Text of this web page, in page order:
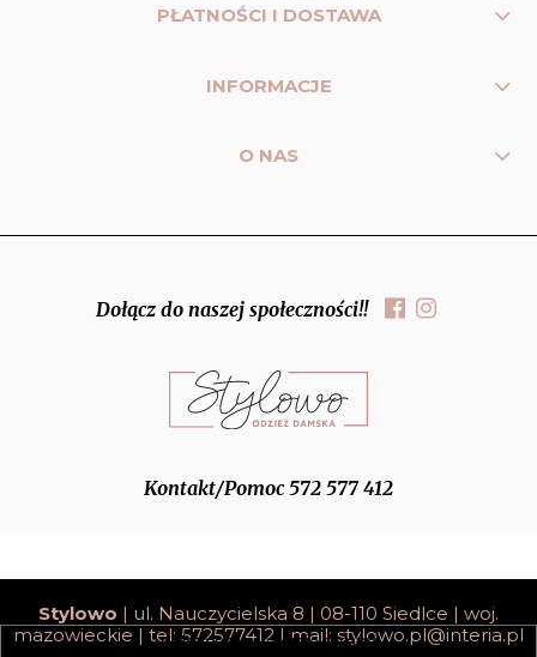
PŁATNOŚCI I DOSTAWA
INFORMACJE
O NAS
Dołącz do naszej społeczności!!
Kontakt/Pomoc 572 577 412
Stylowo | ul. Nauczycielska 8 | 08-110 Siedlce | woj.
mazowieckie | tel: 572577412 | mail: stylowo.pl@interia.pl
pokaż pełną wersję strony